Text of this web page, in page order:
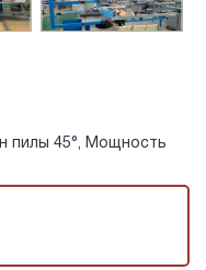
пилы 45°, Мощность